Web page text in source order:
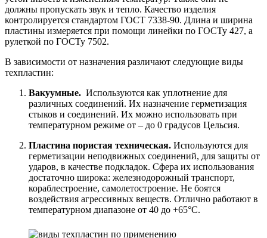
должны пропускать звук и тепло. Качество изделия
контролируется стандартом ГОСТ 7338-90. Длина и ширина
пластины измеряется при помощи линейки по ГОСТу 427, а
рулеткой по ГОСТу 7502.
В зависимости от назначения различают следующие виды
техпластин:
Вакуумные. Используются как уплотнение для
различных соединений. Их назначение герметизация
стыков и соединений. Их можно использовать при
температурном режиме от – до 0 градусов Цельсия.
Пластина пористая техническая. Используются для
герметизации неподвижных соединений, для защиты от
ударов, в качестве подкладок. Сфера их использования
достаточно широка: железнодорожный транспорт,
кораблестроение, самолетостроение. Не боятся
воздействия агрессивных веществ. Отлично работают в
температурном диапазоне от 40 до +65°C.